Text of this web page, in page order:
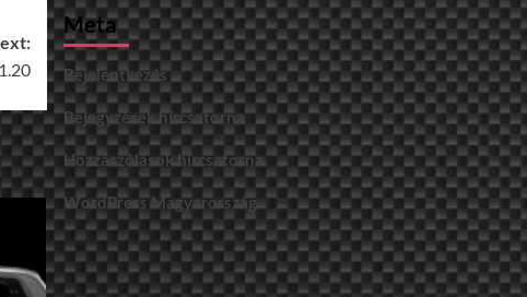
Meta
Bejelentkezés
Bejegyzések hírcsatorna
Hozzászólások hírcsatorna
WordPress Magyarország